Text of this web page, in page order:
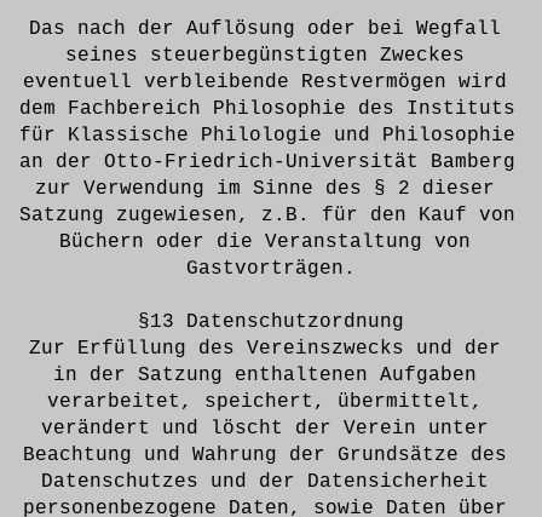
Das nach der Auflösung oder bei Wegfall
seines steuerbegünstigten Zweckes
eventuell verbleibende Restvermögen wird
dem Fachbereich Philosophie des Instituts
für Klassische Philologie und Philosophie
an der Otto-Friedrich-Universität Bamberg
zur Verwendung im Sinne des § 2 dieser
Satzung zugewiesen, z.B. für den Kauf von
Büchern oder die Veranstaltung von
Gastvorträgen.
§13 Datenschutzordnung
Zur Erfüllung des Vereinszwecks und der
in der Satzung enthaltenen Aufgaben
verarbeitet, speichert, übermittelt,
verändert und löscht der Verein unter
Beachtung und Wahrung der Grundsätze des
Datenschutzes und der Datensicherheit
personenbezogene Daten, sowie Daten über